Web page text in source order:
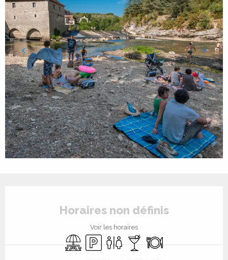
Horaires non définis
Voir les horaires
Aire de pique nique
ParkingToilettesBar / Buvette
Restaurant